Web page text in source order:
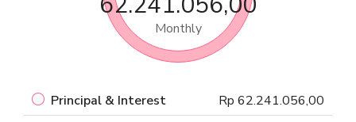
Monthly
Principal & Interest Rp 62.241.056,00